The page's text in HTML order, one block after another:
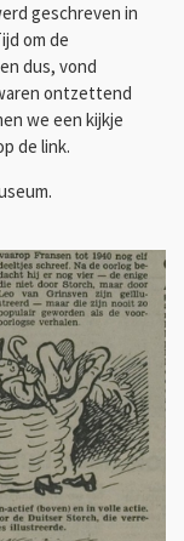
geschreven in
om de
dus, vond
ontzettend
we een kijkje
de link.